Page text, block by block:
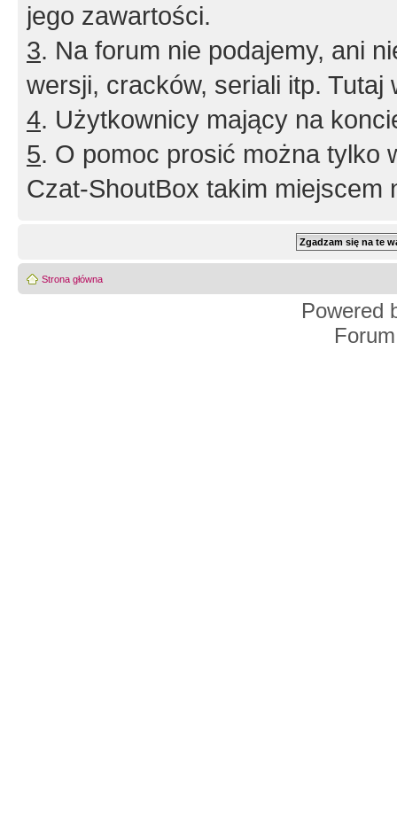
jego zawartości.
3. Na forum nie podajemy, ani
wersji, cracków, seriali itp. Tutaj
4. Użytkownicy mający na
5. O pomoc prosić można tylko
Czat-ShoutBox takim miejscem
Strona główna
Powered